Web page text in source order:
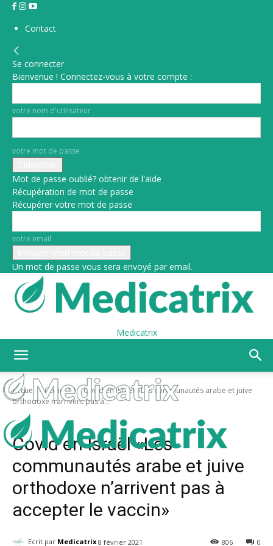
Contact
Se connecter
Bienvenue ! Connectez-vous à votre compte :
votre nom d'utilisateur
votre mot de passe
Mot de passe oublié? obtenir de l'aide
Récupération de mot de passe
Récupérer votre mot de passe
votre email
Un mot de passe vous sera envoyé par email.
Medicatrix
Accueil Covid-19
Covid en Israël «Les communautés arabe et juive
orthodoxe n’arrivent pas à...
Covid-19
Covid en Israël «Les
communautés arabe et juive
orthodoxe n’arrivent pas à
accepter le vaccin»
Ecrit par Medicatrix 8 février 2021 0
806